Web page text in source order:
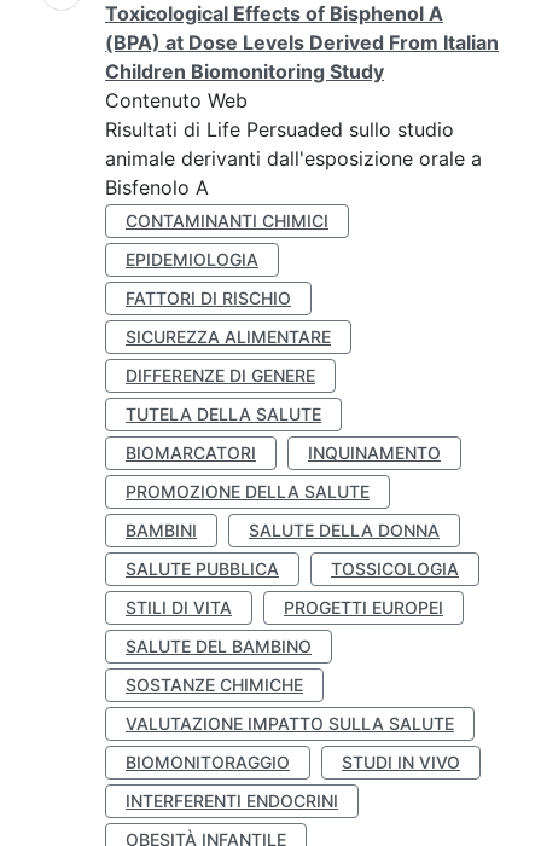
Toxicological Effects of Bisphenol A
(BPA) at Dose Levels Derived From Italian
Children Biomonitoring Study
Contenuto Web
Risultati di Life Persuaded sullo studio
animale derivanti dall'esposizione orale a
Bisfenolo A
CONTAMINANTI CHIMICI
EPIDEMIOLOGIA
FATTORI DI RISCHIO
SICUREZZA ALIMENTARE
DIFFERENZE DI GENERE
TUTELA DELLA SALUTE
BIOMARCATORI
INQUINAMENTO
PROMOZIONE DELLA SALUTE
BAMBINI
SALUTE DELLA DONNA
SALUTE PUBBLICA
TOSSICOLOGIA
STILI DI VITA
PROGETTI EUROPEI
SALUTE DEL BAMBINO
SOSTANZE CHIMICHE
VALUTAZIONE IMPATTO SULLA SALUTE
BIOMONITORAGGIO
STUDI IN VIVO
INTERFERENTI ENDOCRINI
OBESITÀ INFANTILE